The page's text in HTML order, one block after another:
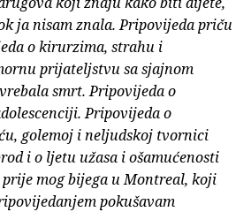
ja nisam znala. Pripovijeda priču
o kirurzima, strahu i
prijateljstvu sa sjajnom
smrt. Pripovijeda o
Pripovijeda o
golemoj i neljudskoj tvornici
i o ljetu užasa i ošamućenosti
mog bijega u Montreal, koji
pokušavam